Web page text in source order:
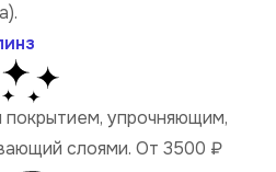
покрытием, упрочняющим,
слоями. От 3500 ₽